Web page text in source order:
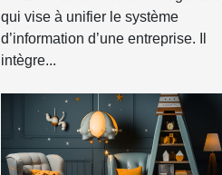
qui vise à unifier le système
d’information d’une entreprise. Il
intègre...